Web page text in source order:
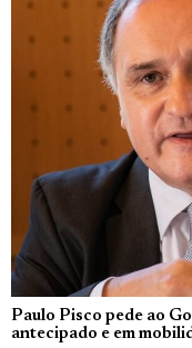
Paulo Pisco pede ao
antecipado e em